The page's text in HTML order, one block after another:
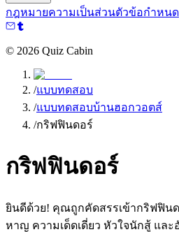
กฎหมายความเป็นส่วนตัวข้อกำหนด
© 2026 Quiz Cabin
/แบบทดสอบ
/แบบทดสอบบ้านฮอกวอตส์
/กริฟฟินดอร์
กริฟฟินดอร์
ยินดีด้วย! คุณถูกคัดสรรเข้ากริฟฟิน
หาญ ความเด็ดเดี่ยว หัวใจนักสู้ แล